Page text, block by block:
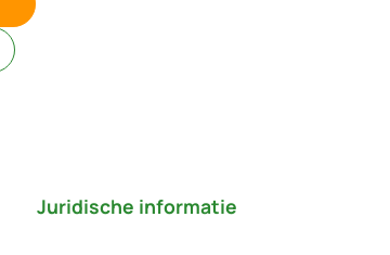
Juridische informatie